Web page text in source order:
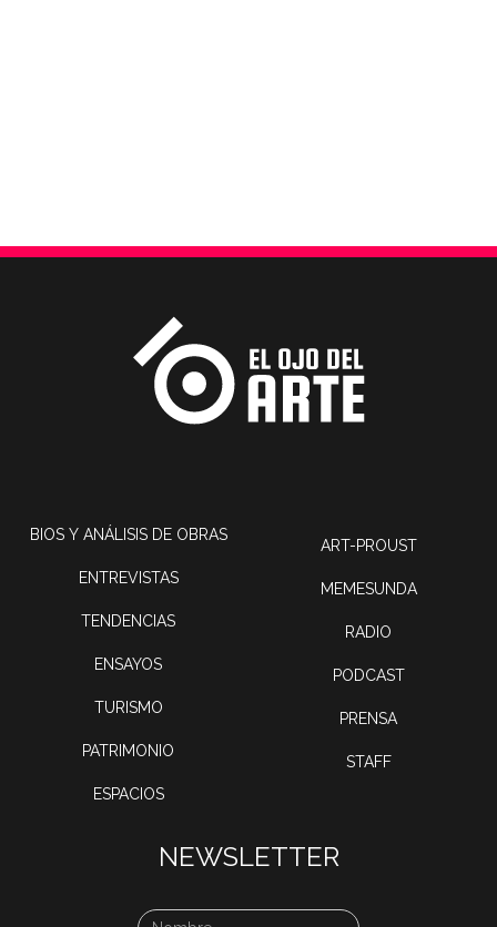
BIOS Y ANÁLISIS DE OBRAS
ENTREVISTAS
TENDENCIAS
ENSAYOS
TURISMO
PATRIMONIO
ESPACIOS
ART-PROUST
MEMESUNDA
RADIO
PODCAST
PRENSA
STAFF
NEWSLETTER